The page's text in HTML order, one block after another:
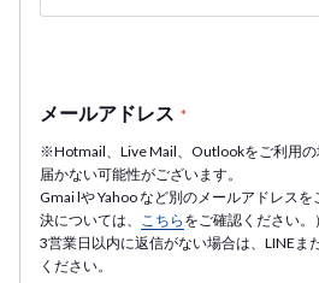
メールアドレス *
※Hotmail、Live Mail、Outlookをご利用
届かない可能性がございます。
Gmai lや Yahoo など別のメールアドレス
決については、
こちら をご確認ください。）
3営業日以内に返信がない場合は、LINEま
ください。